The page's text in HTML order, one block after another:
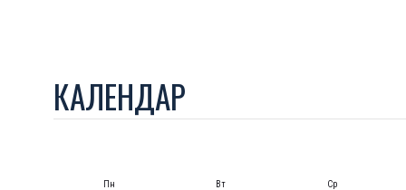
КАЛЕНДАР
Пн Вт Ср